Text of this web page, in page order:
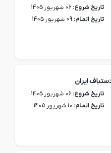
تاریخ شروع: 06 شهریور 1405
تاریخ اتمـام: 09 شهریور 1405
ایران
تاریخ شروع: 06 شهریور 1405
تاریخ اتمـام: 10 شهریور 1405